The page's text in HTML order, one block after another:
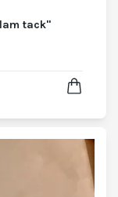
tack"